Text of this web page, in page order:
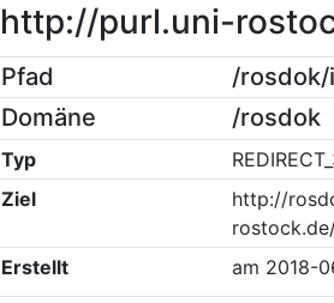
http://purl.uni-
Pfad
/
Domäne
/rosdok
Typ
Ziel
http://
Erstellt
am 2018-